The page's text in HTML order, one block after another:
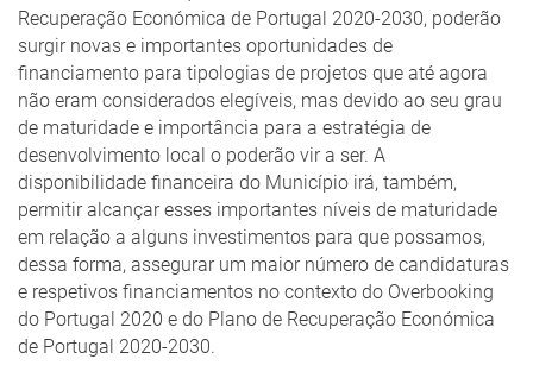
Recuperação Económica de Portugal 2020-2030, poderão
surgir novas e importantes oportunidades de
financiamento para tipologias de projetos que até agora
não eram considerados elegíveis, mas devido ao seu grau
de maturidade e importância para a estratégia de
desenvolvimento local o poderão vir a ser. A
disponibilidade financeira do Município irá, também,
permitir alcançar esses importantes níveis de maturidade
em relação a alguns investimentos para que possamos,
dessa forma, assegurar um maior número de candidaturas
e respetivos financiamentos no contexto do Overbooking
do Portugal 2020 e do Plano de Recuperação Económica
de Portugal 2020-2030.